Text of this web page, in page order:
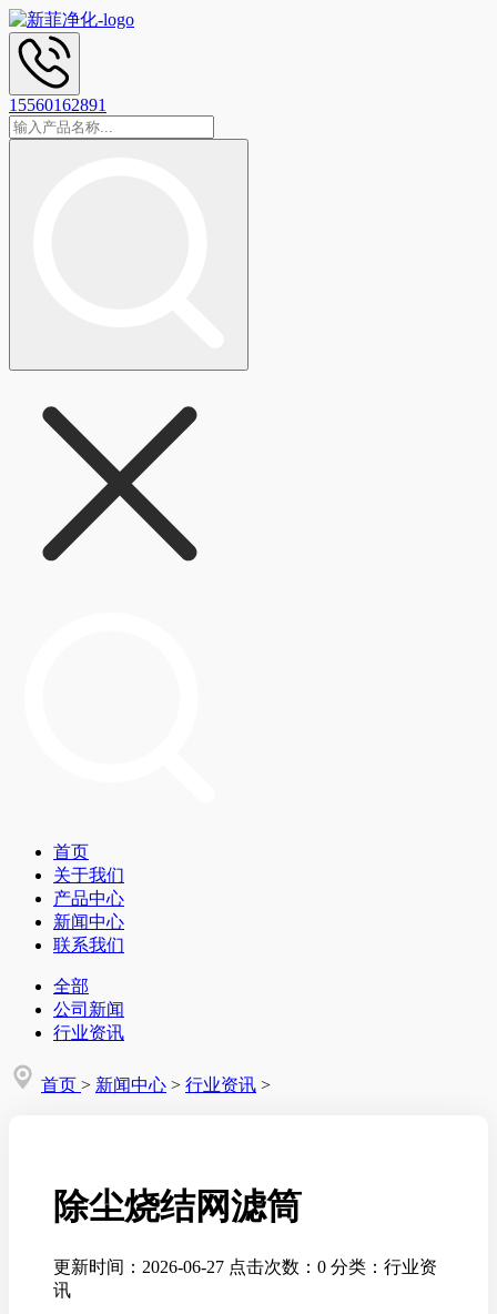
15560162891
首页
关于我们
产品中心
新闻中心
联系我们
全部
公司新闻
行业资讯
首页 > 新闻中心 > 行业资讯 >
除尘烧结网滤筒
更新时间：2026-06-27 点击次数：0 分类：行业资
讯